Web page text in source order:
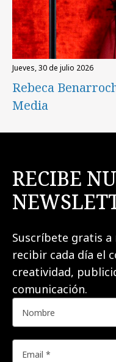
jueves, 30 de julio 2026
Rebeca
Media
RECIBE
Suscríbete gratis
recibir cada día el
creatividad,
comunicación.